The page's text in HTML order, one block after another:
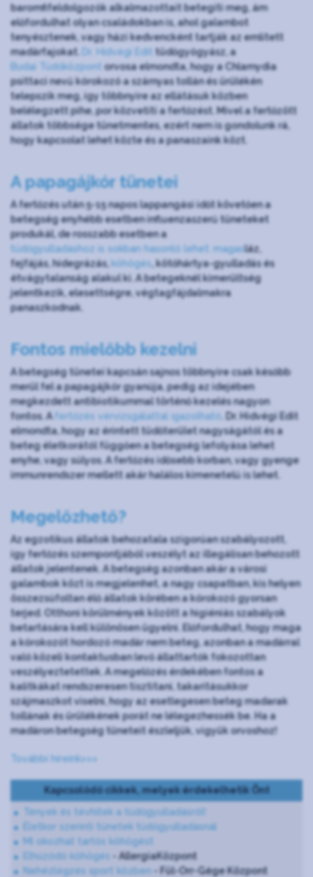
baromfifeldolgozók alkalmazottait betegíti meg, ám
előfordulhat olyan családokban is, ahol galambot
tenyésztenek, vagy házi kedvencként tartják az említett
madárfajokat.
Dr. Hidvégi Edit
tüdőgyógyász, a
Budai Tüdőközpont orvosa elmondta, hogy a Chlamydia
psittaci nevű kórokozó a szárnyas tollán és ürülékén
telepszik meg, így többnyire az ellátásuk közben
belélegzett pihe, por közvetíti a fertőzést. Mivel a fertőzött
állatok többsége tünetmentes, ezért nem is gondolunk rá,
hogy kapcsolat lehet közte és a panaszaink közt.
A papagájkór tünetei
A fertőzés után 5-15 napos lappangási időt követően a
betegség enyhébb esetben influenzaszerű tüneteket
produkál, de rosszabb esetben a
tüdőgyulladáshoz is sokban hasonló lehet:
magasláz,
fejfájás, hidegrázás, köhögés , kötőhártya-gyulladás és
étvágytalanság alakul ki. A betegeknél kimerültség
jelentkezik, elesettségre, végtagfájdalmakra
panaszkodnak.
Fontos mielőbb kezelni
A betegség tünetei kapcsán sajnos többnyire csak később
merül fel a papagájkór gyanúja, pedig az idejében
megkezdett antibiotikummal történő kezelés nagyon
fontos. A fertőzés vérvizsgálattal igazolható
. Dr. Hidvégi Edit
elmondta, hogy az érintett tüdőterület nagyságától és a
beteg életkorától függően a betegség lefolyása lehet
enyhe, vagy súlyos. A fertőzés idősebb korban, vagy gyenge
immunrendszer mellett akár halálos kimenetelű is lehet.
Megelőzhető?
Az egzotikus állatok behozatala szigorúan szabályozott,
így fertőzés szempontjából veszélyt az illegálisan behozott
állatok jelentenek. A betegség azonban akár a városi
galambok közt is megjelenhet, a nagy csapatban, kis helyen
összezsúfoltan élő állatok körében a kórokozó gyorsan
terjed. Otthoni körülmények között a higiéniás szabályok
betartására kell különösen ügyelni. Előfordulhat, hogy maga
a kórokozót hordozó madár nem beteg, azonban a madárral
való közeli kontaktusban levő állattartók fokozottan
veszélyeztetettek. A megelőzés érdekében fontos a
kalitkákat rendszeresen tisztítani, takarításukkor
szájmaszkot viselni, hogy az esetlegesen beteg madarak
tollának és ürülékének porát ne lélegezhessék be. Ha a
madáron betegség tüneteit észleljük, vigyük orvoshoz!
További híreink>>>
Kapcsolódó cikkek, melyek érdekelhetik Önt
Tények és tévhitek a tüdőgyulladásról!
Életkor szerinti tünetek tüdőgyulladásnál
Mi okozhat tartós köhögést
Elhúzódó köhögés
- AllergiaKözpont
Nehézlégzés sport közben
- Fül-Orr-Gége Központ